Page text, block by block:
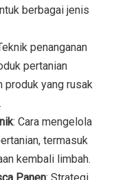
berbagai jenis
penanganan
pertanian
produk yang rusak
: Cara mengelola
termasuk
kembali limbah.